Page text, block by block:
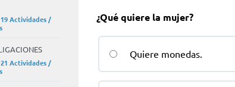
¿Qué quiere la mujer?
Quiere monedas.
19 Actividades /
21 Actividades /